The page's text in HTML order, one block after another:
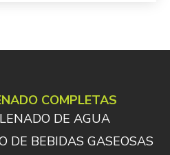
COMPLETAS
DE AGUA
DE BEBIDAS GASEOSAS